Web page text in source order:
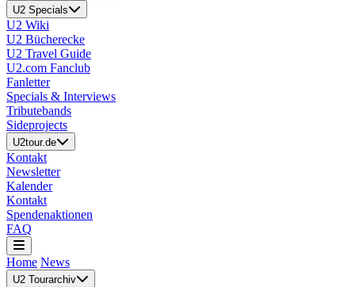
U2 Specials
U2 Wiki
U2 Bücherecke
U2 Travel Guide
U2.com Fanclub
Fanletter
Specials & Interviews
Tributebands
Sideprojects
U2tour.de
Kontakt
Newsletter
Kalender
Kontakt
Spendenaktionen
FAQ
Home News
U2 Tourarchiv